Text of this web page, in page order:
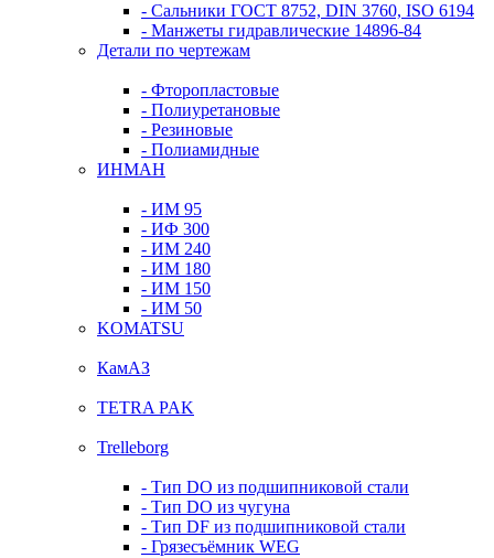
- Сальники ГОСТ 8752, DIN 3760, ISO 6194
- Манжеты гидравлические 14896-84
Детали по чертежам
- Фторопластовые
- Полиуретановые
- Резиновые
- Полиамидные
ИНМАН
- ИМ 95
- ИФ 300
- ИМ 240
- ИМ 180
- ИМ 150
- ИМ 50
KOMATSU
КамАЗ
TETRA PAK
Trelleborg
- Тип DO из подшипниковой стали
- Тип DO из чугуна
- Тип DF из подшипниковой стали
- Грязесъёмник WEG